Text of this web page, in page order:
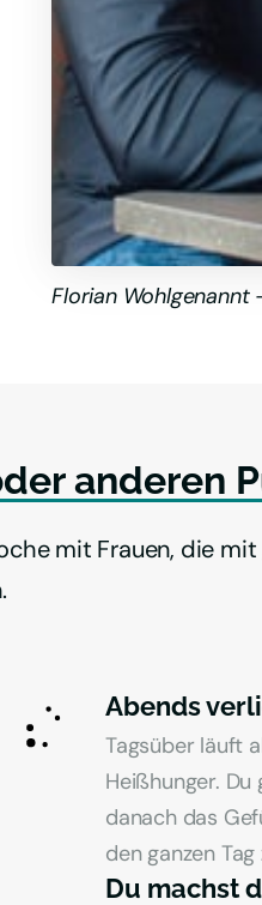
Florian
anderen
mit Frauen, die
Abends
Tagsüber läuft
Heißhunger.
danach das
den ganzen
Du machst